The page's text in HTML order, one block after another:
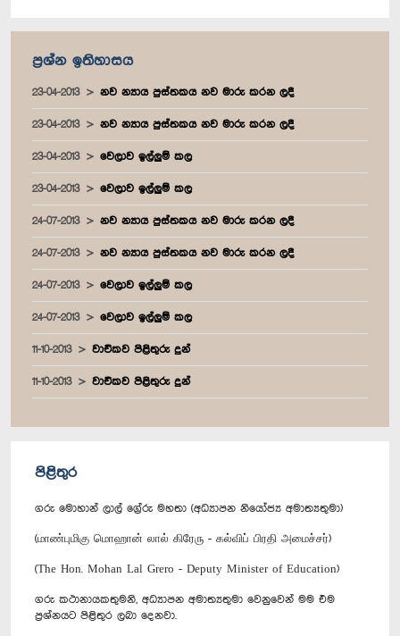
ප්‍රශ්න ඉතිහාසය
23-04-2013 නව න්‍යාය පුස්තකය නව මාරු කරන ලදී
23-04-2013 නව න්‍යාය පුස්තකය නව මාරු කරන ලදී
23-04-2013 වෙලාව ඉල්ලුම් කල
23-04-2013 වෙලාව ඉල්ලුම් කල
24-07-2013 නව න්‍යාය පුස්තකය නව මාරු කරන ලදී
24-07-2013 නව න්‍යාය පුස්තකය නව මාරු කරන ලදී
24-07-2013 වෙලාව ඉල්ලුම් කල
24-07-2013 වෙලාව ඉල්ලුම් කල
11-10-2013 වාචිකව පිළිතුරු දුන්
11-10-2013 වාචිකව පිළිතුරු දුන්
පිළිතුර
ගරු මොහාන් ලාල් ග්‍රේරු මහතා (අධ්‍යාපන නියෝජ්‍ය අමාත්‍යතුමා)
(மாண்புமிகு மொஹான் லால் கிரேரு - கல்விப் பிரதி அமைச்சர்)
(The Hon. Mohan Lal Grero - Deputy Minister of Education)
ගරු කථානායකතුමනි, අධ්‍යාපන අමාත්‍යතුමා වෙනුවෙන් මම එම
ප්‍රශ්නයට පිළිතුර ලබා දෙනවා.